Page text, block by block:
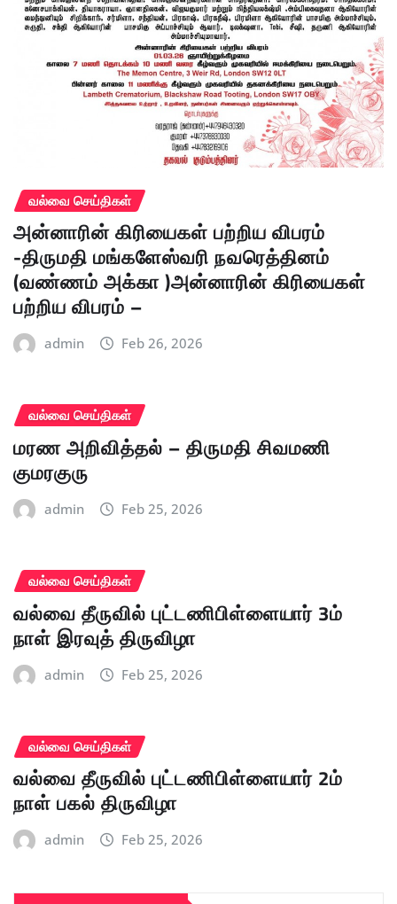
வல்வை செய்திகள்
அன்னாரின் கிரியைகள் பற்றிய விபரம்
-திருமதி மங்களேஸ்வரி நவரெத்தினம்
(வண்ணம் அக்கா )அன்னாரின் கிரியைகள்
பற்றிய விபரம் –
admin Feb 26, 2026
வல்வை செய்திகள்
மரண அறிவித்தல் – திருமதி சிவமணி
குமரகுரு
admin Feb 25, 2026
வல்வை செய்திகள்
வல்வை தீருவில் புட்டணிபிள்ளையார் 3ம்
நாள் இரவுத் திருவிழா
admin Feb 25, 2026
வல்வை செய்திகள்
வல்வை தீருவில் புட்டணிபிள்ளையார் 2ம்
நாள் பகல் திருவிழா
admin Feb 25, 2026